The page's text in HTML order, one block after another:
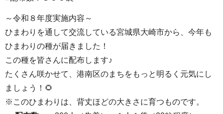
～令和８年度実施内容～
ひまわりを通して交流している宮城県大崎市から、今年も
ひまわりの種が届きました！
この種を皆さんに配布します♪
たくさん咲かせて、港南区のまちをもっと明るく元気にし
ましょう！🌻
※このひまわりは、背丈ほどの大きさに育つものです。